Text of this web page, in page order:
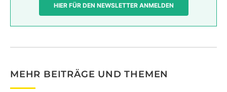
HIER FÜR DEN NEWSLETTER ANMELDEN
MEHR BEITRÄGE UND THEMEN